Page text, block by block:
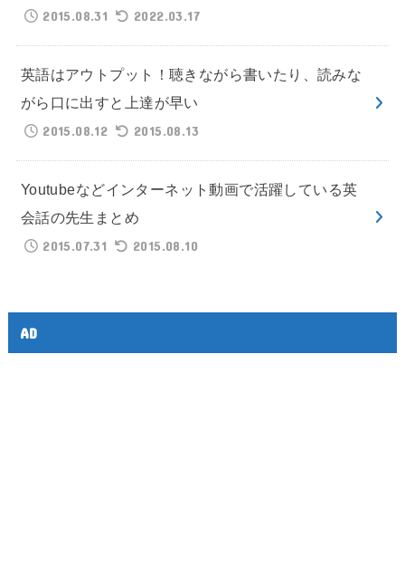
2015.08.31
2022.03.17
英語はアウトプット！聴きながら書いたり、読みな
がら口に出すと上達が早い
2015.08.12
2015.08.13
Youtubeなどインターネット動画で活躍している英
会話の先生まとめ
2015.07.31
2015.08.10
AD